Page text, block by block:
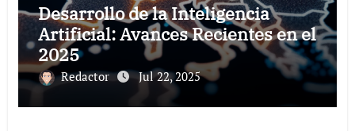
Desarrollo de la Inteligencia
Artificial: Avances Recientes en el
2025
Redactor Jul 22, 2025